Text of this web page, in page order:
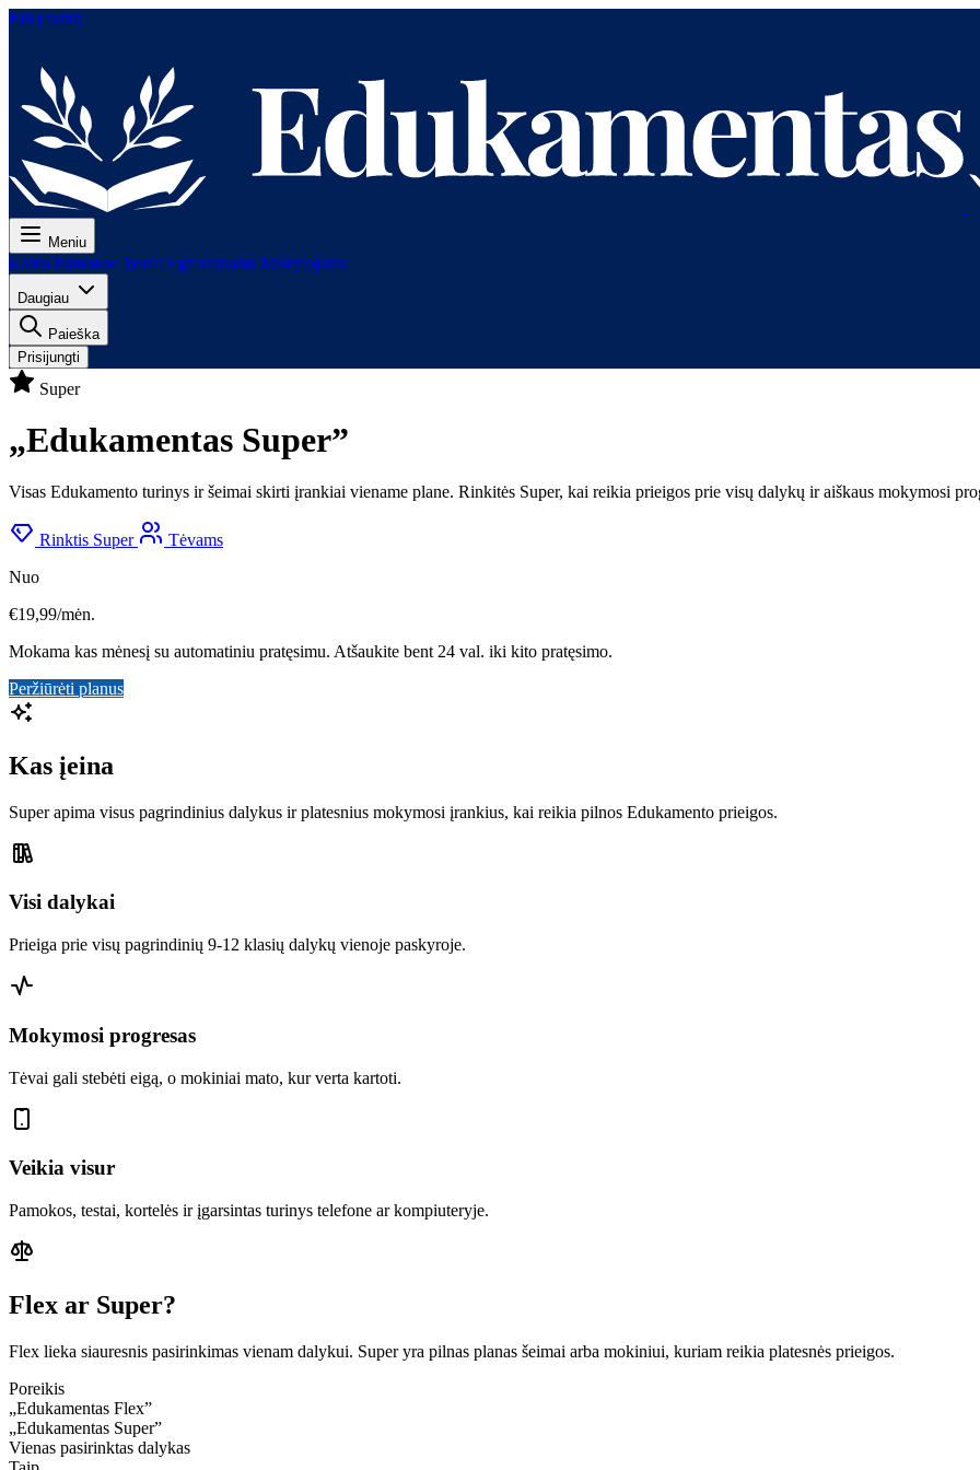
Eiti į turinį
Meniu
Kaina Pamokos Testai Egzaminams Mokytojams
Daugiau
Paieška
Prisijungti
Super
„Edukamentas Super”
Visas Edukamento turinys ir šeimai skirti įrankiai viename plane. Rinkitės Super, kai reikia prieigos prie visų dalykų ir aiškaus mokymosi
Rinktis Super
Tėvams
Nuo
€19,99/mėn.
Mokama kas mėnesį su automatiniu pratęsimu. Atšaukite bent 24 val. iki kito pratęsimo.
Peržiūrėti planus
Kas įeina
Super apima visus pagrindinius dalykus ir platesnius mokymosi įrankius, kai reikia pilnos Edukamento prieigos.
Visi dalykai
Prieiga prie visų pagrindinių 9-12 klasių dalykų vienoje paskyroje.
Mokymosi progresas
Tėvai gali stebėti eigą, o mokiniai mato, kur verta kartoti.
Veikia visur
Pamokos, testai, kortelės ir įgarsintas turinys telefone ar kompiuteryje.
Flex ar Super?
Flex lieka siauresnis pasirinkimas vienam dalykui. Super yra pilnas planas šeimai arba mokiniui, kuriam reikia platesnės prieigos.
Poreikis
„Edukamentas Flex”
„Edukamentas Super”
Vienas pasirinktas dalykas